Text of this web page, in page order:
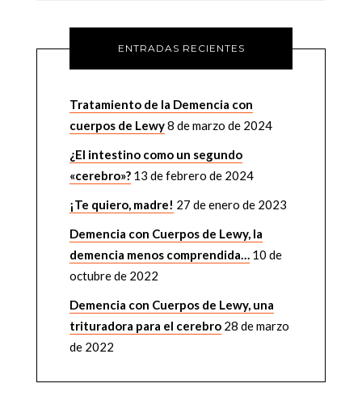
ENTRADAS RECIENTES
Tratamiento de la Demencia con
cuerpos de Lewy8 de marzo de 2024
¿El intestino como un segundo
«cerebro»? 13 de febrero de 2024
¡Te quiero, madre! 27 de enero de 2023
Demencia con Cuerpos de Lewy, la
demencia menos comprendida… 10 de
octubre de 2022
Demencia con Cuerpos de Lewy, una
trituradora para el cerebro 28 de marzo
de 2022